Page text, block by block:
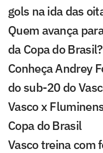
gols na ida das
Quem avança
da Copa do
Conheça Andrey
do sub-20 do
Vasco x
Copa do Brasil
Vasco treina com